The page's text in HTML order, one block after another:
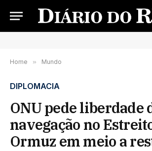
Home » Mundo
DIPLOMACIA
ONU pede liberdade
navegação no
Ormuz em meio a